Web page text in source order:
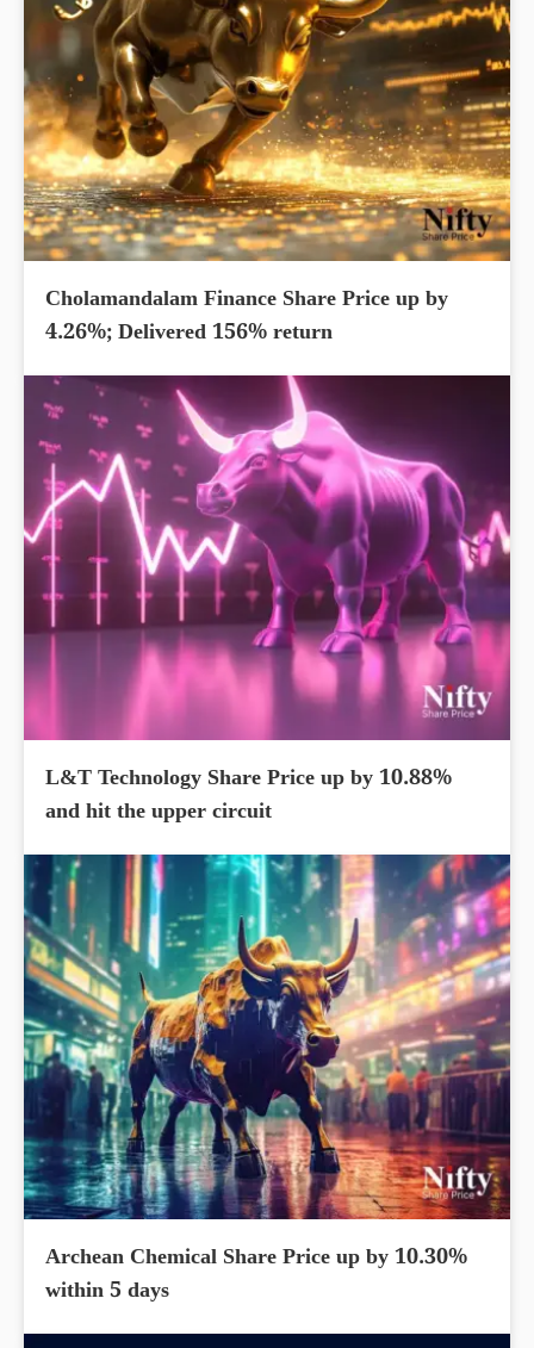
Cholamandalam Finance Share Price up by
4.26%; Delivered 156% return
L&T Technology Share Price up by 10.88%
and hit the upper circuit
Archean Chemical Share Price up by 10.30%
within 5 days